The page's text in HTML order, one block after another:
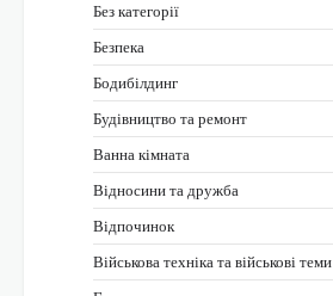
Без категорії
Безпека
Бодибілдинг
Будівництво та ремонт
Ванна кімната
Відносини та дружба
Відпочинок
Військова техніка та військові теми